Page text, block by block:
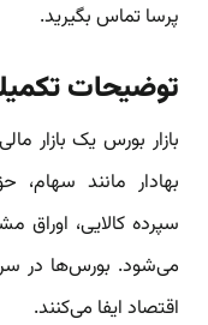
پرسا تماس بگیرید.
توضیحات
بازار بورس یک بازار
بهادار مانند سهام،
سپرده کالایی، اوراق
می‌شود. بورس‌ها در
اقتصاد ایفا می‌کنند.